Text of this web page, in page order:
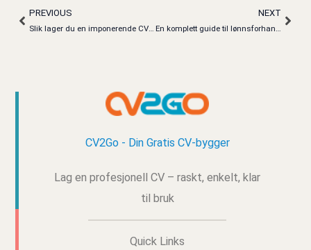
Prev
PREVIOUS
Slik lager du en imponerende CV som barnevakt
NEXT
En komplett guide til lønnsforhandlinger for kundeservicemedarbeidere
Next
CV2Go - Din Gratis CV-bygger
Lag en profesjonell CV – raskt, enkelt, klar
til bruk
Quick Links